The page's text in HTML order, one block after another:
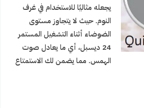
يجعله مثاليًا للاستخدام في غرف
النوم. حيث لا يتجاوز مستوى
الضوضاء أثناء التشغيل المستمر
24 ديسبل، أي ما يعادل صوت
الهمس. مما يضمن لك الاستمتاع